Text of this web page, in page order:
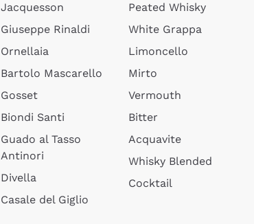
Jacquesson
Giuseppe Rinaldi
Ornellaia
Bartolo Mascarello
Gosset
Biondi Santi
Guado al Tasso
Antinori
Divella
Casale del Giglio
Peated Whisky
White Grappa
Limoncello
Mirto
Vermouth
Bitter
Acquavite
Whisky Blended
Cocktail